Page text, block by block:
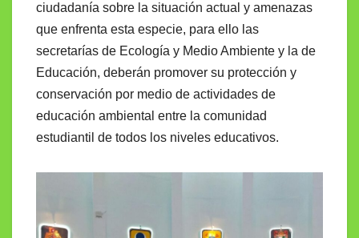
ciudadanía sobre la situación actual y amenazas
que enfrenta esta especie, para ello las
secretarías de Ecología y Medio Ambiente y la de
Educación, deberán promover su protección y
conservación por medio de actividades de
educación ambiental entre la comunidad
estudiantil de todos los niveles educativos.